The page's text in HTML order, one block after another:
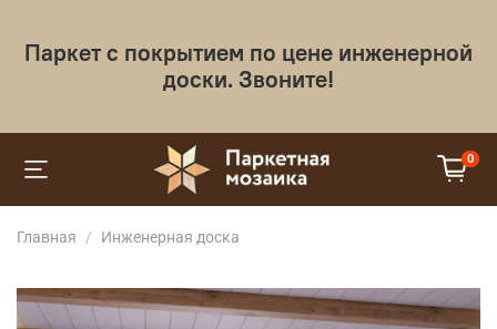
Паркет с покрытием по цене инженерной
доски. Звоните!
0
Главная Инженерная доска